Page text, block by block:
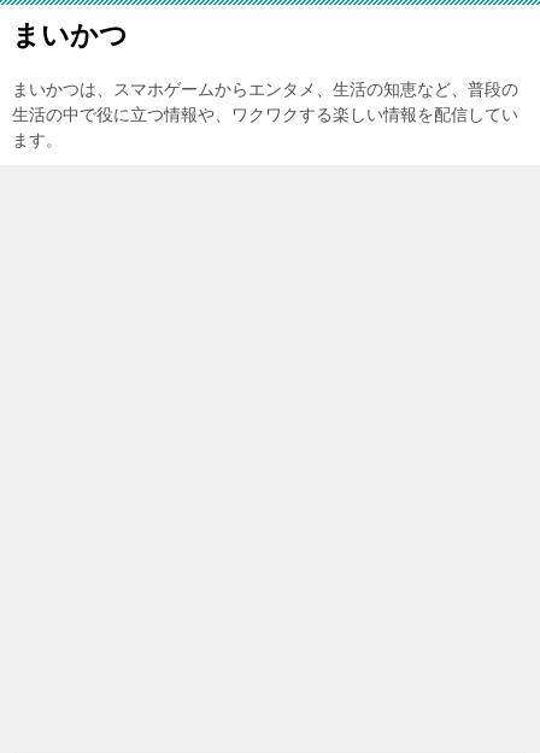
まいかつ
まいかつは、スマホゲームからエンタメ、生活の知恵など、普段の
生活の中で役に立つ情報や、ワクワクする楽しい情報を配信してい
ます。